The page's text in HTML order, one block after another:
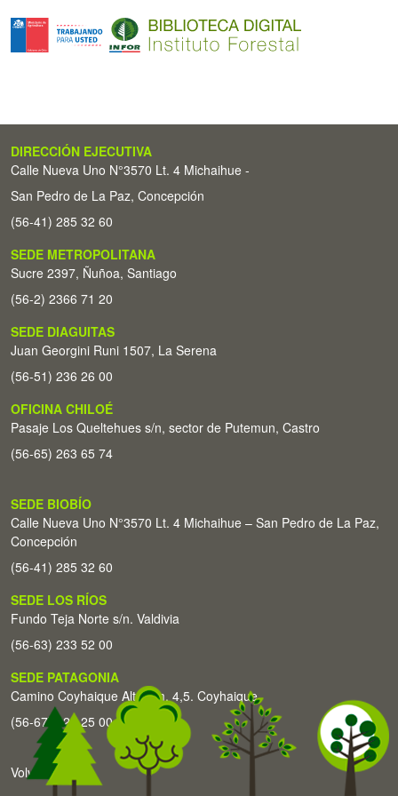
DIRECCIÓN EJECUTIVA
Calle Nueva Uno N°3570 Lt. 4 Michaihue -
San Pedro de La Paz, Concepción
(56-41) 285 32 60
SEDE METROPOLITANA
Sucre 2397, Ñuñoa, Santiago
(56-2) 2366 71 20
SEDE DIAGUITAS
Juan Georgini Runi 1507, La Serena
(56-51) 236 26 00
OFICINA CHILOÉ
Pasaje Los Queltehues s/n, sector de Putemun, Castro
(56-65) 263 65 74
SEDE BIOBÍO
Calle Nueva Uno N°3570 Lt. 4 Michaihue – San Pedro de La Paz,
Concepción
(56-41) 285 32 60
SEDE LOS RÍOS
Fundo Teja Norte s/n. Valdivia
(56-63) 233 52 00
SEDE PATAGONIA
Camino Coyhaique Alto Km. 4,5. Coyhaique
(56-67) 226 25 00
Volver arriba